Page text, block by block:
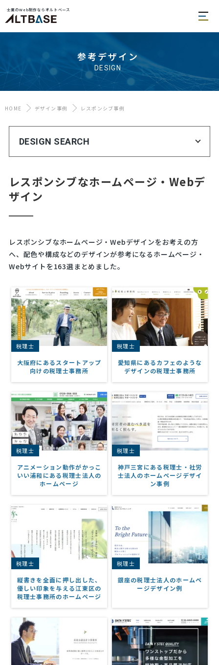
士業のWeb制作ならオルトベース
参考デザイン
DESIGN
HOME デザイン事例 レスポンシブ事例
DESIGN SEARCH
レスポンシブなホームページ・Webデ
ザイン
レスポンシブなホームページ・Webデザインをお考えの方
へ、配色や構成などのデザインが参考になるホームページ・
Webサイトを163選まとめました。
税理士
大阪府にあるスタートアップ
向けの税理士事務所
税理士
愛知県にあるカフェのような
デザインの税理士事務所
税理士
アニメーション動作がかっこ
いい浦和にある税理士法人の
ホームページ
税理士
神戸三宮にある税理士・社労
士法人のホームページデザイ
ン事例
税理士
縦書きを全面に押し出した、
優しい印象を与える江東区の
税理士事務所のホームページ
税理士
銀座の税理士法人のホームペ
ージデザイン例